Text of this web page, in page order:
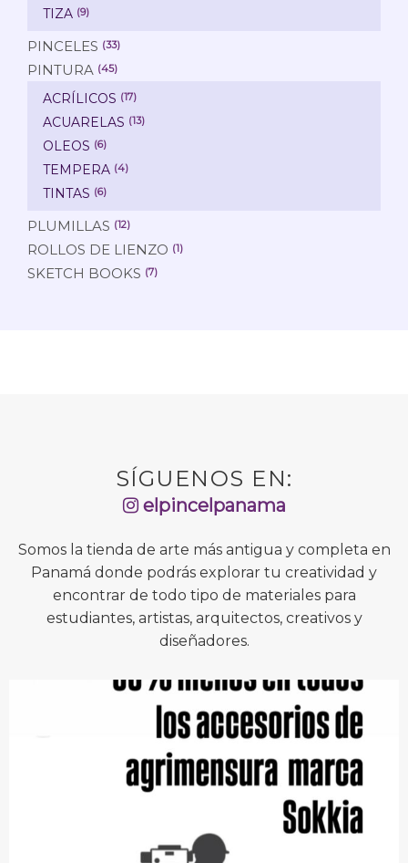
TIZA (9)
PINCELES (33)
PINTURA (45)
ACRÍLICOS (17)
ACUARELAS (13)
OLEOS (6)
TEMPERA (4)
TINTAS (6)
PLUMILLAS (12)
ROLLOS DE LIENZO (1)
SKETCH BOOKS (7)
SÍGUENOS EN:
elpincelpanama
Somos la tienda de arte más antigua y completa en
Panamá donde podrás explorar tu creatividad y
encontrar de todo tipo de materiales para
estudiantes, artistas, arquitectos, creativos y
diseñadores.